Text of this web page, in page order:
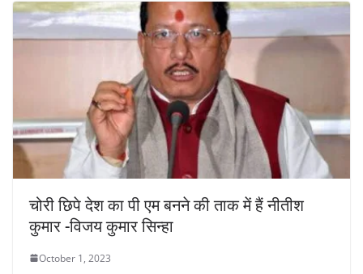
चोरी छिपे देश का पी एम बनने की ताक में हैं नीतीश
कुमार -विजय कुमार सिन्हा
October 1, 2023